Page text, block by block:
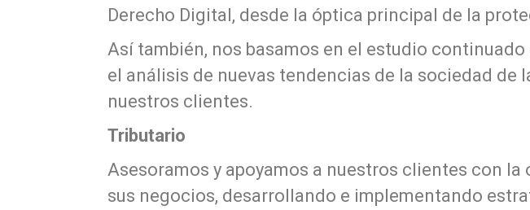
Derecho Digital, desde la óptica principal de la
Así también, nos basamos en el estudio
el análisis de nuevas tendencias de la sociedad
nuestros clientes.
Tributario
Asesoramos y apoyamos a nuestros clientes con
sus negocios, desarrollando e implementando